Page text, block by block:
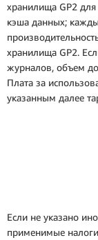
хранилища GP2
кэша данных;
хранилища GP2.
журналов, объем
Плата за
указанным далее
Если не указано
применимые